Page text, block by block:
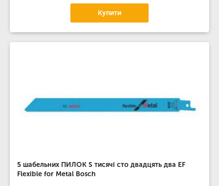
Купити
5 шабельних ПИЛОК S тисячі сто двадцять два EF
Flexible for Metal Bosch